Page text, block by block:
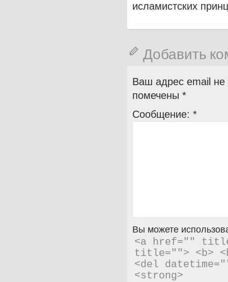
исламистских
Добавить
Ваш адрес email не
помечены *
Сообщение: *
Вы можете
<a href=""
title=""> <b>
<del
<strong>